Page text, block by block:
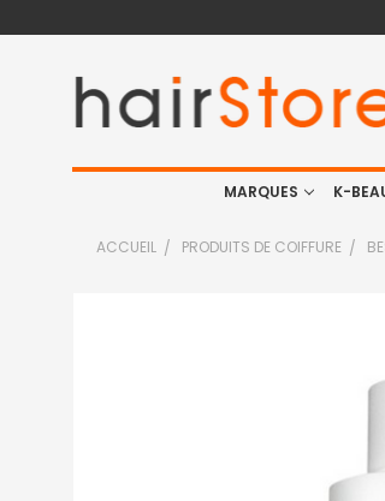
MARQUES K-
ACCUEIL PRODUITS DE COIFFURE